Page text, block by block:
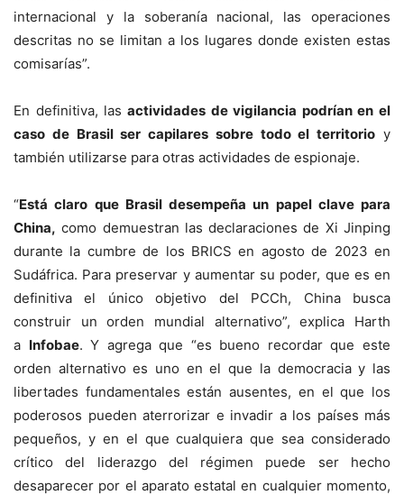
internacional y la soberanía nacional, las operaciones
descritas no se limitan a los lugares donde existen estas
comisarías”.
En definitiva, las actividades de vigilancia podrían en el
caso de Brasil ser capilares sobre todo el territorio y
también utilizarse para otras actividades de espionaje.
“Está claro que Brasil desempeña un papel clave para
China, como demuestran las declaraciones de Xi Jinping
durante la cumbre de los BRICS en agosto de 2023 en
Sudáfrica. Para preservar y aumentar su poder, que es en
definitiva el único objetivo del PCCh, China busca
construir un orden mundial alternativo”, explica Harth
a Infobae. Y agrega que “es bueno recordar que este
orden alternativo es uno en el que la democracia y las
libertades fundamentales están ausentes, en el que los
poderosos pueden aterrorizar e invadir a los países más
pequeños, y en el que cualquiera que sea considerado
crítico del liderazgo del régimen puede ser hecho
desaparecer por el aparato estatal en cualquier momento,